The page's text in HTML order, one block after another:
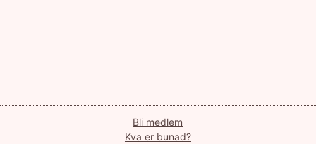
Bli medlem
Kva er bunad?